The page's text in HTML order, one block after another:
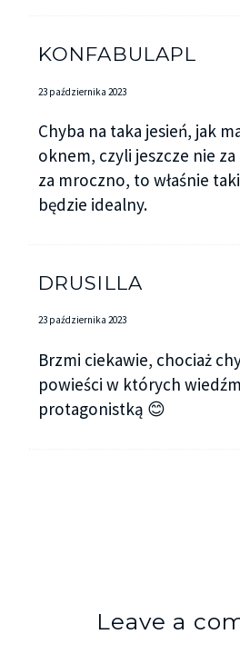
KONFABULAPL
23 października 2023
Chyba na taka jesień, jak
oknem, czyli jeszcze nie
za mroczno, to właśnie
będzie idealny.
DRUSILLA
23 października 2023
Brzmi ciekawie, chociaż
powieści w których
protagonistką 😊
Leave a